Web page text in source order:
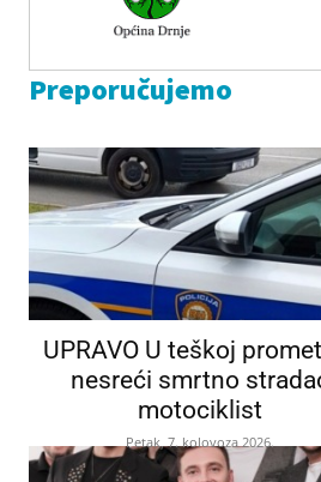
Preporučujemo
UPRAVO U teškoj
nesreći smrtno
motociklist
Petak, 7. kolovoza 2026.